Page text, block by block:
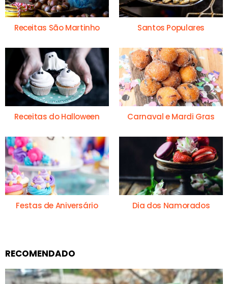
Receitas São Martinho Santos Populares
Receitas do Halloween Carnaval e Mardi Gras
Festas de Aniversário Dia dos Namorados
RECOMENDADO